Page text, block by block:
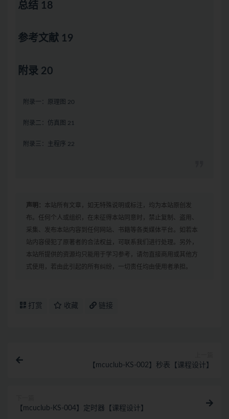
总结 18
参考文献 19
附录 20
附录一：原理图 20
附录二：仿真图 21
附录三：主程序 22
声明： 本站所有文章，如无特殊说明或标注，均为本站原创发
布。任何个人或组织，在未征得本站同意时，禁止复制、盗用、
采集、发布本站内容到任何网站、书籍等各类媒体平台。如若本
站内容侵犯了原著者的合法权益，可联系我们进行处理。另外，
本站所提供的资源均只能用于学习参考，请勿直接商用或其他方
式使用，若由此引起的所有纠纷，一切责任均由使用者承担。
打赏 收藏 链接
【mcuclub-KS-002】秒表【课程设计】
【mcuclub-KS-004】定时器【课程设计】